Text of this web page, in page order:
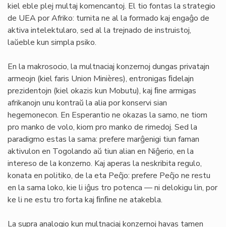
kiel eble plej multaj komencantoj. El tio fontas la strategio
de UEA por Afriko: turnita ne al la formado kaj engaĝo de
aktiva intelektularo, sed al la trejnado de instruistoj,
laŭeble kun simpla psiko.
En la makrosocio, la multnaciaj konzernoj dungas privatajn
armeojn (kiel faris Union Minières), entronigas ﬁdelajn
prezidentojn (kiel okazis kun Mobutu), kaj ﬁne armigas
afrikanojn unu kontraŭ la alia por konservi sian
hegemonecon. En Esperantio ne okazas la samo, ne tiom
pro manko de volo, kiom pro manko de rimedoj. Sed la
paradigmo estas la sama: prefere marĝenigi tiun faman
aktivulon en Togolando aŭ tiun alian en Niĝerio, en la
intereso de la konzerno. Kaj aperas la neskribita regulo,
konata en politiko, de la eta Peĉjo: prefere Peĉjo ne restu
en la sama loko, kie li iĝus tro potenca — ni delokigu lin, por
ke li ne estu tro forta kaj ﬁnﬁne ne atakebla.
La supra analogio kun multnaciaj konzernoj havas tamen